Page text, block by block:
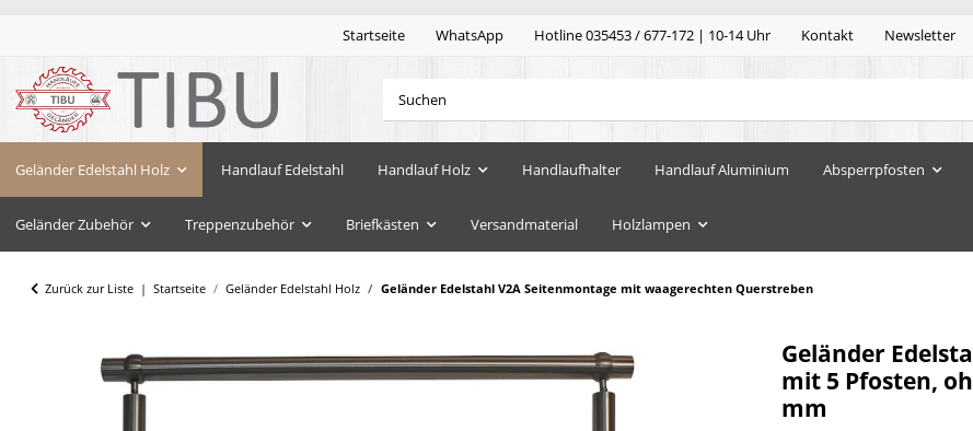
Startseite WhatsApp Hotline 035453 / 677-172 | 10-14 Uhr Kontakt Newsletter
Geländer Edelstahl Holz Handlauf Edelstahl Handlauf Holz Handlaufhalter Handlauf Aluminium Absperrpfosten
Geländer Zubehör Treppenzubehör Briefkästen Versandmaterial Holzlampen
Zurück zur Liste Startseite Geländer Edelstahl Holz Geländer Edelstahl V2A Seitenmontage mit waagerechten Querstreben
Geländer
mit 5 Pfosten,
mm